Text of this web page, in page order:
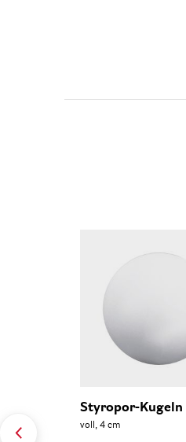
Styropor-Kugeln
voll, 4 cm